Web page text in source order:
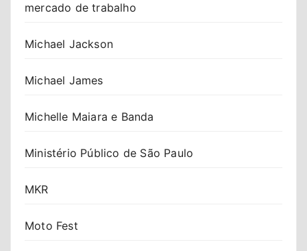
mercado de trabalho
Michael Jackson
Michael James
Michelle Maiara e Banda
Ministério Público de São Paulo
MKR
Moto Fest